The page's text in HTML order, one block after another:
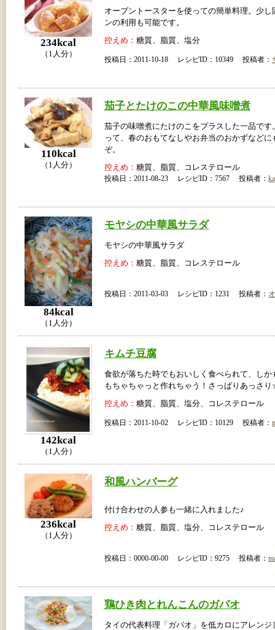
234kcal
（1人分）
オーブントースターを使っての簡単料理。少し
ンの利用も可能です。
控えめ： 糖質、脂質、塩分
投稿日：2011-10-18 レシピID：10349 投稿者：
110kcal
（1人分）
茄子とたけのこの中華風味噌煮
茄子の味噌煮にたけのこをプラスした一品です
って、春のおもてなしやお弁当のおかずなどに
ぞ。
控えめ： 糖質、脂質、コレステロール
投稿日：2011-08-23 レシピID：7567 投稿者：
84kcal
（1人分）
モヤシの中華風サラダ
モヤシの中華風サラダ
控えめ： 糖質、脂質、コレステロール
投稿日：2011-03-03 レシピID：1231 投稿者：
142kcal
（1人分）
キムチ豆腐
食欲が落ちた時でもおいしく食べられて、しか
もちゃちゃっと作れちゃう！さっぱりあっさ
控えめ： 糖質、脂質、塩分、コレステロール
投稿日：2011-10-02 レシピID：10129 投稿者：
236kcal
（1人分）
和風ハンバーグ
付け合わせの人参も一緒に入れました♪
控えめ： 糖質、脂質、塩分、コレステロール
投稿日：0000-00-00 レシピID：9275 投稿者：
鶏ひき肉とれんこんのガパオ
タイの代表料理「ガパオ」を低カロにアレンジ